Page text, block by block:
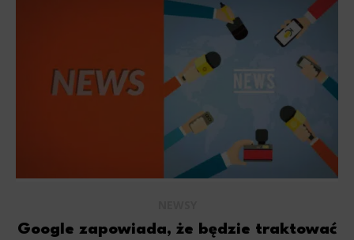
Google zapowiada, że będzie traktować